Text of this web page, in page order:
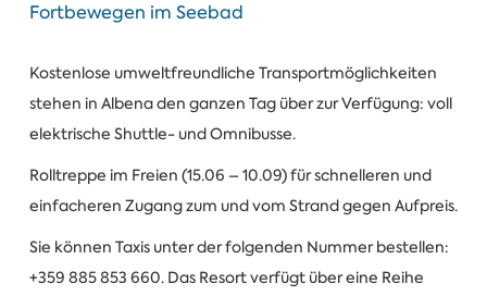
Fortbewegen im Seebad
Kostenlose umweltfreundliche Transportmöglichkeiten
stehen in Albena den ganzen Tag über zur Verfügung: voll
elektrische Shuttle- und Omnibusse.
Rolltreppe im Freien (15.06 – 10.09) für schnelleren und
einfacheren Zugang zum und vom Strand gegen Aufpreis.
Sie können Taxis unter der folgenden Nummer bestellen:
+359 885 853 660. Das Resort verfügt über eine Reihe